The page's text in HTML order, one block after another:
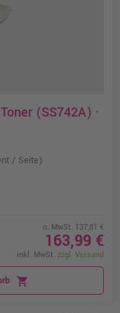
(SS742A) ·
/ Seite)
o. MwSt. 137,81 €
163,99 €
inkl. MwSt. zzgl. Versand
shopping_cart